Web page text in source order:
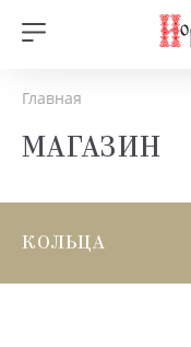
Главная
МАГАЗИН
КОЛЬЦА